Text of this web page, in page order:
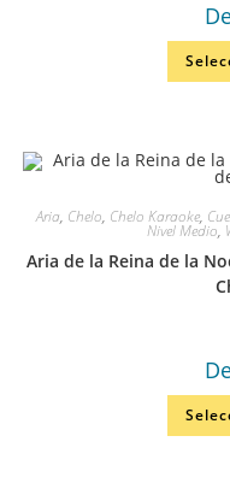
Aria, Chelo, Chelo Karaoke,
Nivel Medio,
Aria de la Reina de la